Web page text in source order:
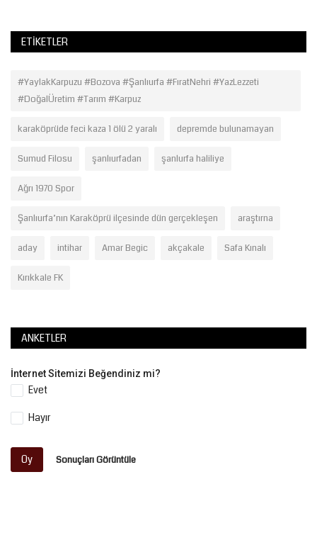
ETIKETLER
#YaylakKarpuzu #Bozova #Şanlıurfa #FıratNehri #YazLezzeti
#DoğalÜretim #Tarım #Karpuz
karaköprüde feci kaza 1 ölü 2 yaralı depremde bulunamayan
Sumud Filosu şanlıurfadan şanlurfa haliliye
Ağrı 1970 Spor
Şanlıurfa’nın Karaköprü ilçesinde dün gerçekleşen araştırna
aday intihar Amar Begic akçakale Safa Kınalı
Kırıkkale FK
ANKETLER
İnternet Sitemizi Beğendiniz mi?
Evet
Hayır
Oy Sonuçları Görüntüle